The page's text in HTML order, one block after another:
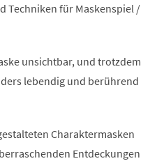
Techniken für Maskenspiel /
unsichtbar, und trotzdem
lebendig und berührend
Charaktermasken
Entdeckungen